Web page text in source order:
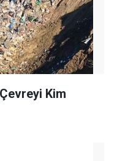
Kim